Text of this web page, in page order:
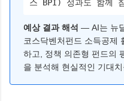
스 BPI) 성과도 함께
예상 결과 해석 — AI는 뉴
코스닥벤처펀드 소득공제
하고, 정책 의존형 펀드의
을 분석해 현실적인 기대